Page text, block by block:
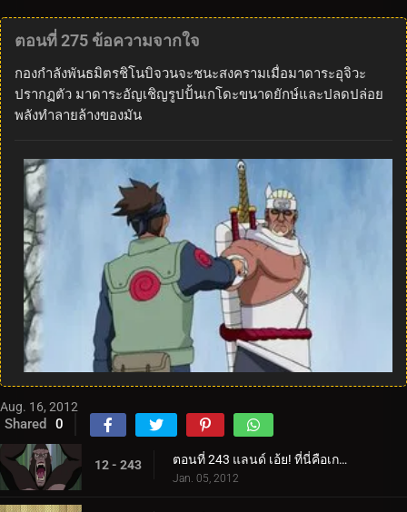
ตอนที่ 275 ข้อความจากใจ
กองกำลังพันธมิตรชิโนบิจวนจะชนะสงครามเมื่อมาดาระอุจิวะ
ปรากฏตัว มาดาระอัญเชิญรูปปั้นเกโดะขนาดยักษ์และปลดปล่อย
พลังทำลายล้างของมัน
Aug. 16, 2012
Shared 0
12 - 243 ตอนที่ 243 แลนด์ เอ้ย! ที่นี่คือเกาะสวรรค์ใช่ไหม?
Jan. 05, 2012